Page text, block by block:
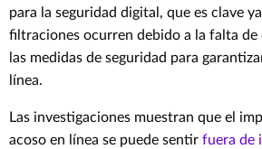
para la seguridad digital, que es clave
filtraciones ocurren debido a la falta de
las medidas de seguridad para
línea.
Las investigaciones muestran que el
acoso en línea se puede sentir fuera de